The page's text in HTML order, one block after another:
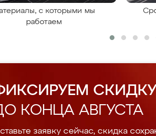
с которыми мы
работаем
СКИДКУ
КОНЦА АВГУСТА
заявку сейчас, скидка